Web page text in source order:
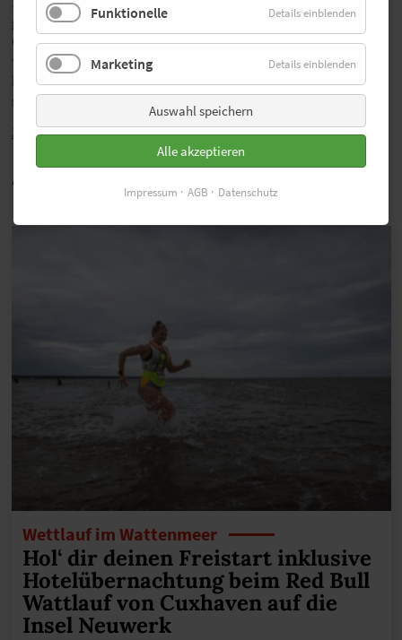
gestartet. „Es ist mein erster Wettkampf nach der
Geburt von Allon im vergangenen Jahr. Es ist ein
wichtiges Rennen für mich und ich freue mich darauf,
herauszufinden, wo ich in einer Rennsituation stehe“,
sagt Tirunesh Dibaba.
Zurück
auch Interessant
Wettlauf im Wattenmeer
Hol‘ dir deinen Freistart inklusive
Hotelübernachtung beim Red Bull
Wattlauf von Cuxhaven auf die
Insel Neuwerk
Funktionelle Details einblenden
Marketing Details einblenden
Auswahl speichern
Alle akzeptieren
Impressum AGB Datenschutz